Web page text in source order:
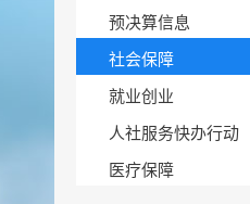
预决算信息
社会保障
就业创业
人社服务快办行动
医疗保障